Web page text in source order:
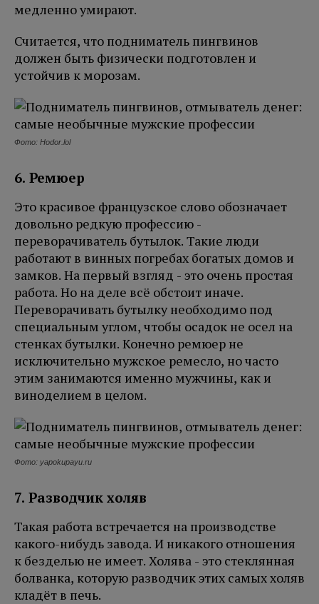
медленно умирают.
Считается, что подниматель пингвинов
должен быть физически подготовлен и
устойчив к морозам.
Фото: Hodor.lol
6. Ремюер
Это красивое французское слово обозначает
довольно редкую профессию -
переворачиватель бутылок. Такие люди
работают в винных погребах богатых домов и
замков. На первый взгляд - это очень простая
работа. Но на деле всё обстоит иначе.
Переворачивать бутылку необходимо под
специальным углом, чтобы осадок не осел на
стенках бутылки. Конечно ремюер не
исключительно мужское ремесло, но часто
этим занимаются именно мужчины, как и
виноделием в целом.
Фото: yapokupayu.ru
7. Разводчик холяв
Такая работа встречается на производстве
какого-нибудь завода. И никакого отношения
к безделью не имеет. Холява - это стеклянная
болванка, которую разводчик этих самых холяв
кладёт в печь.